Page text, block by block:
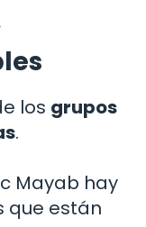
los grupos
.
Mayab hay
que están